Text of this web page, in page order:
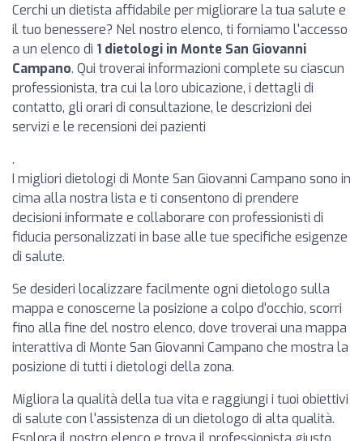
Cerchi un dietista affidabile per migliorare la tua salute e
il tuo benessere? Nel nostro elenco, ti forniamo l'accesso
a un elenco di 1 dietologi in Monte San Giovanni
Campano. Qui troverai informazioni complete su ciascun
professionista, tra cui la loro ubicazione, i dettagli di
contatto, gli orari di consultazione, le descrizioni dei
servizi e le recensioni dei pazienti
.
I migliori dietologi di Monte San Giovanni Campano sono in
cima alla nostra lista e ti consentono di prendere
decisioni informate e collaborare con professionisti di
fiducia personalizzati in base alle tue specifiche esigenze
di salute.
Se desideri localizzare facilmente ogni dietologo sulla
mappa e conoscerne la posizione a colpo d'occhio, scorri
fino alla fine del nostro elenco, dove troverai una mappa
interattiva di Monte San Giovanni Campano che mostra la
posizione di tutti i dietologi della zona.
Migliora la qualità della tua vita e raggiungi i tuoi obiettivi
di salute con l'assistenza di un dietologo di alta qualità.